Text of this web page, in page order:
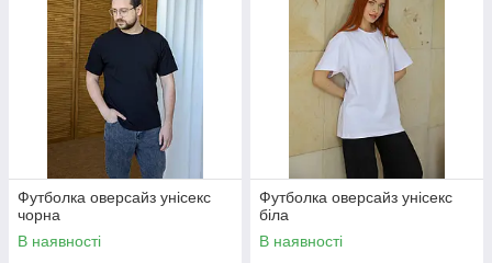
Футболка оверсайз унісекс
чорна
В наявності
Футболка оверсайз унісекс
біла
В наявності